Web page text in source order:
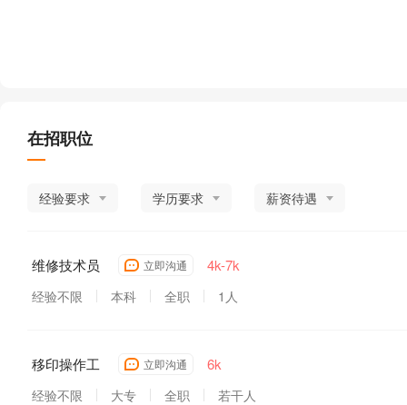
在招职位
经验要求 学历要求 薪资待遇
维修技术员 4k-7k
立即沟通
经验不限 本科 全职 1人
移印操作工 6k
立即沟通
经验不限 大专 全职 若干人